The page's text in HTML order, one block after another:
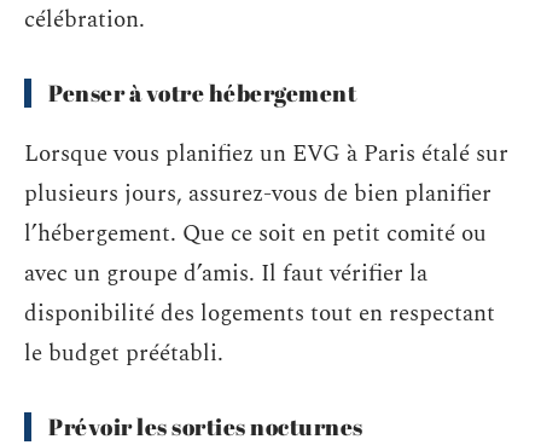
célébration.
Penser à votre hébergement
Lorsque vous planifiez un EVG à Paris étalé sur
plusieurs jours, assurez-vous de bien planifier
l’hébergement. Que ce soit en petit comité ou
avec un groupe d’amis. Il faut vérifier la
disponibilité des logements tout en respectant
le budget préétabli.
Prévoir les sorties nocturnes